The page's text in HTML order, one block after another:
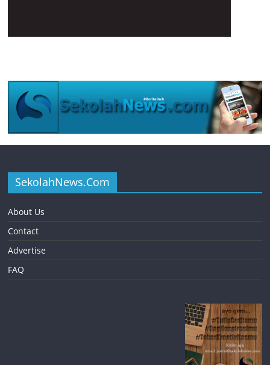
SekolahNews.Com
About Us
Contact
Advertise
FAQ